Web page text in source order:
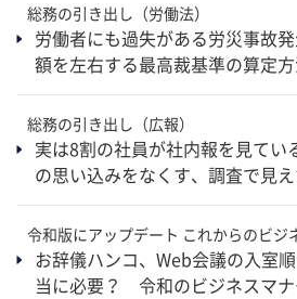
総務の引き出し（労働法）
労働者にも過失がある労災事故
額を左右する最高裁基準の算定
総務の引き出し（広報）
実は8割の社員が社内報を見てい
の思い込みをなくす、調査で見
令和版にアップデート これからのビジ
お辞儀ハンコ、Web会議の入室
当に必要？ 令和のビジネスマナ